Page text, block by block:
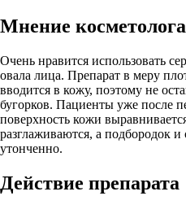
Мнение косметолога
Очень нравится использовать
овала лица. Препарат в меру
вводится в кожу, поэтому не
бугорков. Пациенты уже после
поверхность кожи
разглаживаются, а подбородок и
утонченно.
Действие препарата